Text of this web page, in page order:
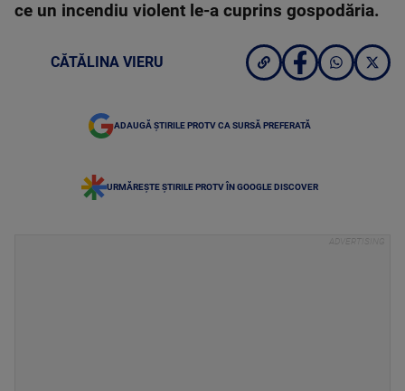
ce un incendiu violent le-a cuprins gospodăria.
CĂTĂLINA VIERU
ADAUGĂ ȘTIRILE PROTV CA SURSĂ PREFERATĂ
URMĂREȘTE ȘTIRILE PROTV ÎN GOOGLE DISCOVER